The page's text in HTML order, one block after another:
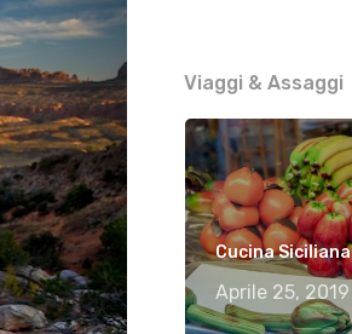
Viaggi & Assaggi
Cucina Siciliana
Aprile 25, 2019